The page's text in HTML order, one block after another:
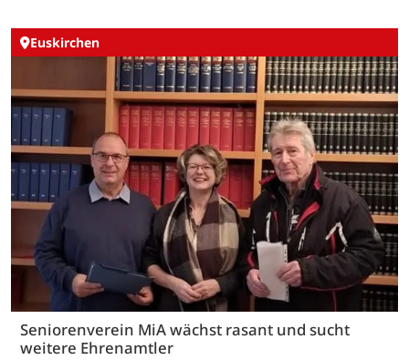
Euskirchen
Seniorenverein MiA wächst rasant und sucht
weitere Ehrenamtler